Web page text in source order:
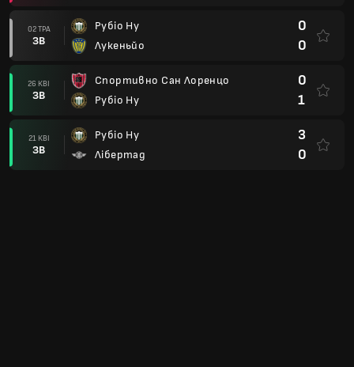
02 ТРА
ЗВ
Рубіо Ну
Лукеньйо
0
0
26 КВІ
ЗВ
Спортивно Сан Лоренцо
Рубіо Ну
0
1
21 КВІ
ЗВ
Рубіо Ну
Лібертад
3
0